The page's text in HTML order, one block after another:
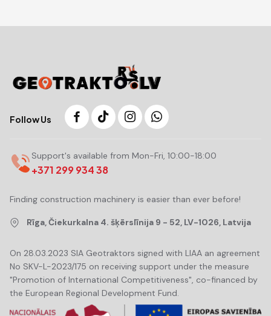
Follow Us
Support's available from Mon-Fri, 10:00-18:00
+371 299 934 38
Finding construction machinery is easier than ever before!
Rīga, Čiekurkalna 4. šķērslīnija 9 - 52, LV-1026, Latvija
On 28.03.2023 SIA Geotraktors signed with LIAA an agreement
No SKV-L-2023/175 on receiving support under the measure
"Promotion of International Competitiveness", co-financed by
the European Regional Development Fund.